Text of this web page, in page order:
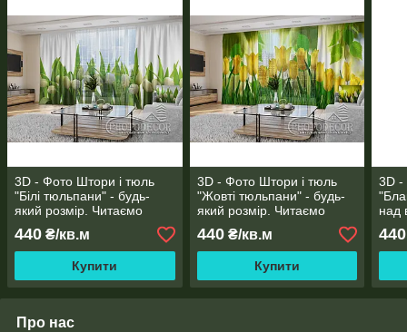
3D - Фото Штори і тюль
"Білі тюльпани" - будь-
який розмір. Читаємо
опис!
440 ₴/кв.м
Купити
3D - Фото Штори і тюль
"Жовті тюльпани" - будь-
який розмір. Читаємо
опис!
440₴/кв.м
Купити
3D -
над
440
Про нас